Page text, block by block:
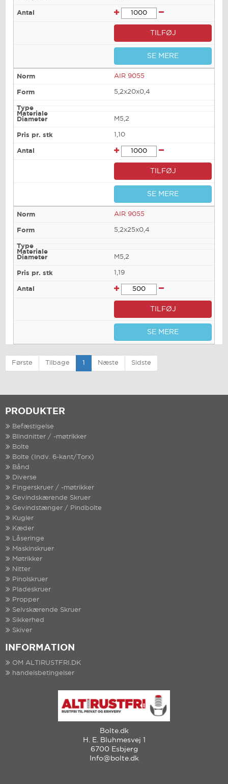
TILFØJ
SE MERE
AIR 9055
5,2x20x0,4
M5,2
1,10
TILFØJ
SE MERE
AIR 9055
5,2x25x0,4
M5,2
1,19
TILFØJ
SE MERE
Første Tilbage 1 Næste Sidste
PRODUKTER
Befæstigelse
Blindnitter / -møtrikker
Bolte
Bolte (Indv. 6-kant/Torx)
Bånd
Diverse
Fingerskruer / -møtrikker
Gevindskærende Skruer
Gevindstænger / Pindbolte
Kugler
Kæder
Låseringe
Maskinskruer
Møtrikker
Nitter
Pinolskruer
Pladeskruer
Propper
Selvskærende Skruer
Sikkerhed
Skiver
INFORMATION
OM ALTIRUSTFRI.DK
handelsbetingelser
Bolte.dk
H. E. Bluhmesvej 1
6700 Esbjerg
Info@bolte.dk